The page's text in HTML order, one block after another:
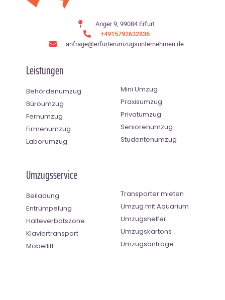
Anger 9, 99084 Erfurt
+4915792632836
anfrage@erfurterumzugsunternehmen.de
Leistungen
Behördenumzug
Büroumzug
Fernumzug
Firmenumzug
Laborumzug
Mini Umzug
Praxisumzug
Privatumzug
Seniorenumzug
Studentenumzug
Umzugsservice
Beiladung
Entrümpelung
Halteverbotszone
Klaviertransport
Möbellift
Transporter mieten
Umzug mit Aquarium
Umzugshelfer
Umzugskartons
Umzugsanfrage